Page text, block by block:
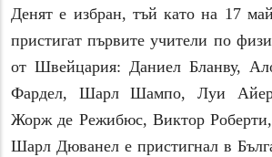
Денят е избран, тъй като на 17
пристигат първите учители по
от Швейцария: Даниел Бланву,
Фардел, Шарл Шампо, Луи
Жорж де Режибюс, Виктор
Шарл Дюванел е пристигнал в